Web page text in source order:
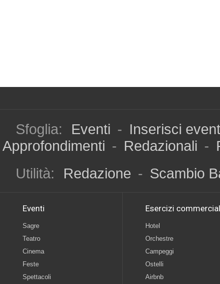
Sfoglia: Eventi - Inserisci
Approfondimenti - Redazionali -
Utilità:
Redazione - Scambio
Eventi
Sagre
Teatro
Cinema
Feste
Spettacoli
Esercizi
Hotel
Orchestre
Campeggi
Ostelli
Airbnb